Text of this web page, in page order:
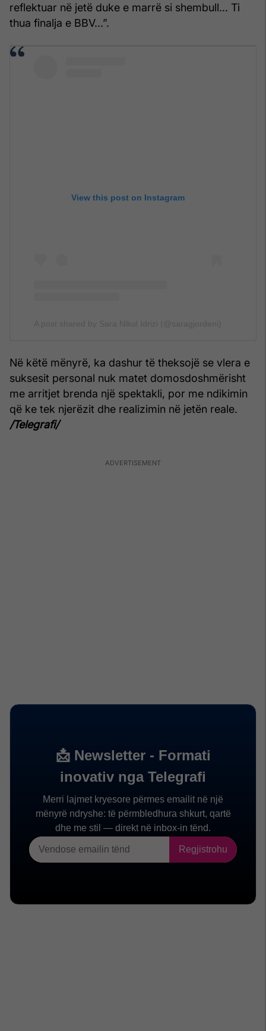
reflektuar në jetë duke e marrë si shembull... Ti
thua finalja e BBV...”.
View this post on Instagram
Në këtë mënyrë, ka dashur të theksojë se vlera e
suksesit personal nuk matet domosdoshmërisht
me arritjet brenda një spektakli, por me ndikimin
që ke tek njerëzit dhe realizimin në jetën reale.
/Telegrafi/